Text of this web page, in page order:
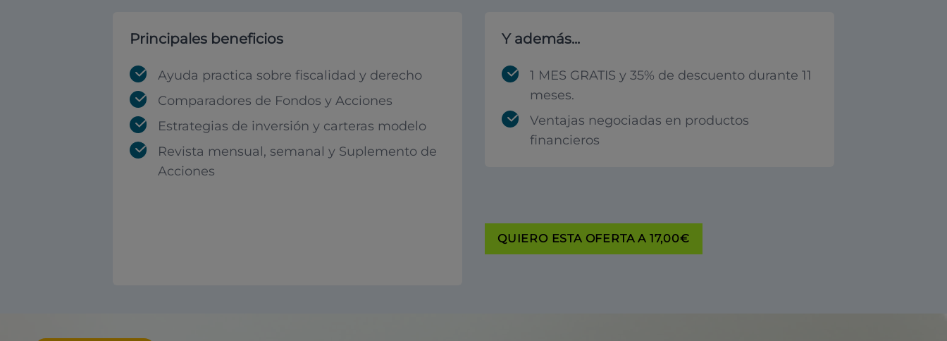
Principales beneficios
Ayuda practica sobre fiscalidad y derecho
Comparadores de Fondos y Acciones
Estrategias de inversión y carteras modelo
Revista mensual, semanal y Suplemento de
Acciones
Y además...
1 MES GRATIS y 35% de descuento durante 11
meses.
Ventajas negociadas en productos
financieros
QUIERO ESTA OFERTA A 17,00€